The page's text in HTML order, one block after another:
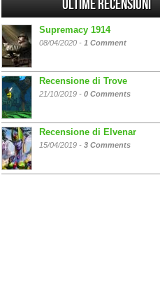
Ultime Recensioni
Supremacy 1914
08/04/2020 - 1 Comment
Recensione di Trove
21/10/2019 - 0 Comments
Recensione di Elvenar
15/04/2019 - 3 Comments